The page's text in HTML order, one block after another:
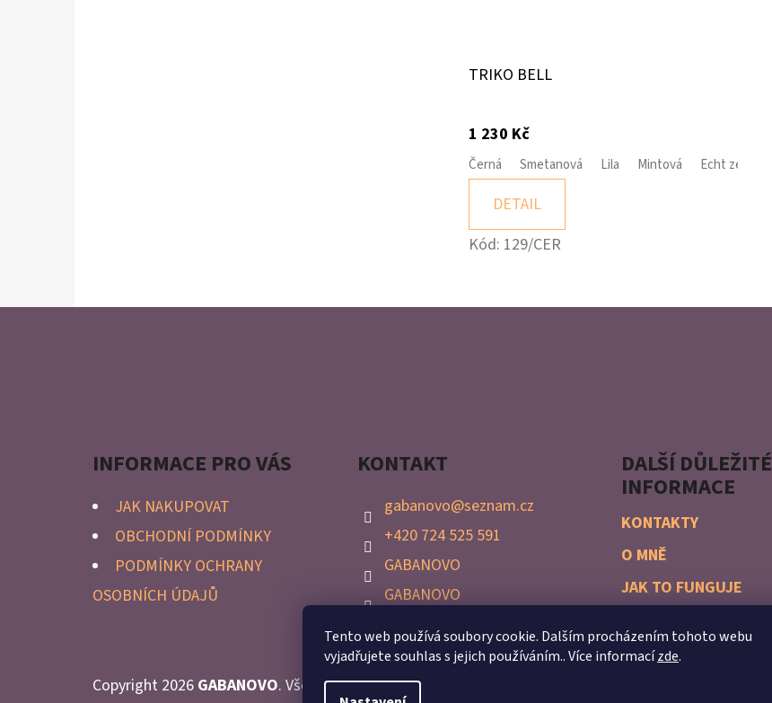
Tento web používá soubory cookie. Dalším procházením tohoto webu
vyjadřujete souhlas s jejich používáním.. Více informacízde.
TRIKO BELL
1 230 Kč
Černá Smetanová Lila Mintová Echt zelená
DETAIL
Kód: 129/CER
INFORMACE PRO VÁS
JAK NAKUPOVAT
OBCHODNÍ PODMÍNKY
PODMÍNKY OCHRANY
OSOBNÍCH ÚDAJŮ
KONTAKT
gabanovo@seznam.cz
+420 724 525 591
GABANOVO
GABANOVO
DALŠÍ DŮLEŽITÉ
INFORMACE
KONTAKTY
O MNĚ
JAK TO FUNGUJE
Copyright 2026 GABANOVO. Všechna práva vyhrazena.